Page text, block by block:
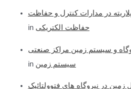
در مدارات کنترل و حفاظت
in حفاظت الکتریکی
و سیستم زمین مراکز صنعتی
in سیستم زمین
در نیروگاه های فتوولتائیک